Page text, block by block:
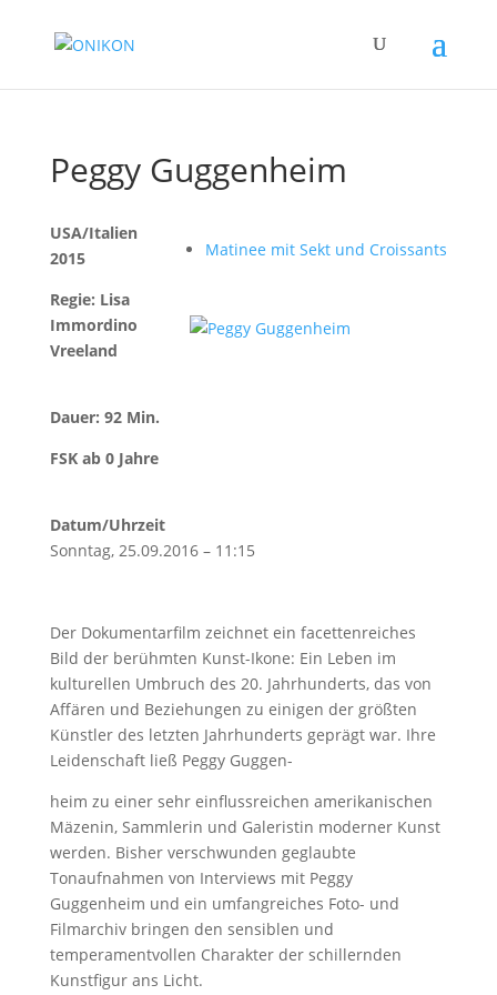
Peggy Guggenheim
Matinee mit Sekt und Croissants
USA/Italien
2015
Regie: Lisa
Immordino
Vreeland
Dauer: 92 Min.
FSK ab 0 Jahre
Datum/Uhrzeit
Sonntag, 25.09.2016 – 11:15
Der Dokumentarfilm zeichnet ein facettenreiches
Bild der berühmten Kunst-Ikone: Ein Leben im
kulturellen Umbruch des 20. Jahrhunderts, das von
Affären und Beziehungen zu einigen der größten
Künstler des letzten Jahrhunderts geprägt war. Ihre
Leidenschaft ließ Peggy Guggen-
heim zu einer sehr einflussreichen amerikanischen
Mäzenin, Sammlerin und Galeristin moderner Kunst
werden. Bisher verschwunden geglaubte
Tonaufnahmen von Interviews mit Peggy
Guggenheim und ein umfangreiches Foto- und
Filmarchiv bringen den sensiblen und
temperamentvollen Charakter der schillernden
Kunstfigur ans Licht.